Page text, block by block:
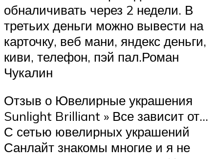
обналичивать через 2 недели. В
третьих деньги можно вывести на
карточку, веб мани, яндекс деньги,
киви, телефон, пэй пал.Роман
Чукалин
Отзыв о Ювелирные украшения
Sunlight Brilliant » Все зависит от…
С сетью ювелирных украшений
Санлайт знакомы многие и я не